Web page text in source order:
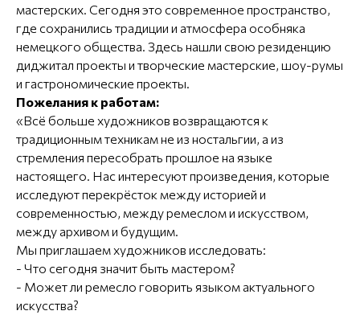
мастерских. Сегодня это современное пространство,
где сохранились традиции и атмосфера особняка
немецкого общества. Здесь нашли свою резиденцию
диджитал проекты и творческие мастерские, шоу-румы
и гастрономические проекты.
Пожелания к работам:
«Всё больше художников возвращаются к
традиционным техникам не из ностальгии, а из
стремления пересобрать прошлое на языке
настоящего. Нас интересуют произведения, которые
исследуют перекрёсток между историей и
современностью, между ремеслом и искусством,
между архивом и будущим.
Мы приглашаем художников исследовать:
- Что сегодня значит быть мастером?
- Может ли ремесло говорить языком актуального
искусства?